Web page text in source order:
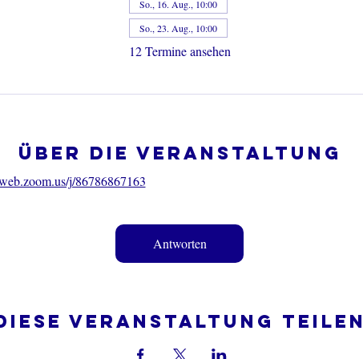
So., 16. Aug., 10:00
So., 23. Aug., 10:00
12 Termine ansehen
Über die Veranstaltung
j/86786867163
Antworten
Veranstaltung teilen